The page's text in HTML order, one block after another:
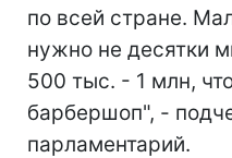
по всей стране.
нужно не десятки
500 тыс. - 1 млн,
барбершоп", -
парламентарий.